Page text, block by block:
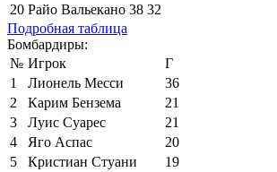
20 Райо Вальекано 38 32
Подробная таблица
Бомбардиры:
№ Игрок
Г
1
Лионель Месси
36
2
Карим Бензема
21
3
Луис Суарес
21
4
Яго Аспас
20
5
Кристиан Стуани
19